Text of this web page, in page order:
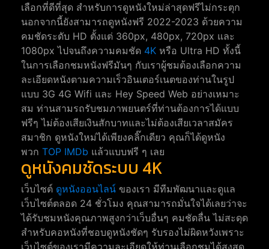
เลือกที่ดีที่สุด สำหรับการดูหนังใหม่ล่าสุดฟรีไม่กระตุก
นอกจากนี้ยังสามารถดูหนังฟรี 2022-2023 ด้วยความ
คมชัดระดับ HD ตั้งแต่ 360px, 480px, 720px และ
1080px ไปจนถึงความคมชัด 4K หรือ Ultra HD ทั้งนี้
ในการเลือกชมหนังฟรีมันๆ กับเราผู้ชมต้องเลือกความ
ละเอียดหนังตามความเร็วอินเตอร์เนตของท่านในรูป
แบบ 3G 4G Wifi และ Hey Speed Web อย่างเหมาะ
สม ท่านสามรถรับชมภาพยนตร์ที่ท่านต้องการได้แบบ
ฟรีๆ ไม่ต้องเสียเงินสักบาทและไม่ต้องเสียเวลาสมัคร
สมาชิก ดูหนังใหม่ได้เพียงคลิ๊กเดียว คุณก็ได้ดูหนัง
พวก TOP IMDb แล้วแบบฟรี ๆ เลย
ดูหนังคมชัดระบบ 4K
เว็บไซต์ ดูหนังออนไลน์ ของเรา มีทีมพัฒนาและดูแล
เว็บไซต์ตลอด 24 ชั่วโมง คุณสามารถมั่นใจได้เลยว่าจะ
ได้รับชมหนังคุณภาพสูงกว่าเว็บอื่นๆ คมชัดลื่น ไม่สะดุด
สำหรับคอหนังที่ชอบดูหนังชัดๆ รับรองไม่ผิดหวังเพราะ
เว็บไซต์ของเรามีความละเอียดให้ท่านเลือกชมได้สูงสุด